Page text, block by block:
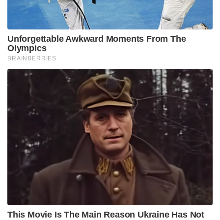
ഞങ്ങള്‍ സാര്‍വലൗകിക സഹിഷ്ണുതയില്‍
വിശ്വസിക്കുക മാത്രമല്ല സര്‍വമതങ്ങളും സത്യമെന്ന്
അംഗീകരിക്കുകയും ചെയ്യുന്നു. ലോകത്തിലുള്ള
സര്‍വമതങ്ങളിലെയും സര്‍വ രാജ്യങ്ങളിലെയും
പീഡിതര്‍ക്കും ശരണാര്‍ത്ഥികള്‍ക്കും
അഭയമരുളിയതാണ് എന്റെ ജനത എന്നതില്‍
ഞാന്‍അഭിമാനിക്കുന്നു റോമന്‍ മര്‍ദ്ദനം മൂലം
യഹൂദരുടെ പുണ്യക്ഷേത്രം തകര്‍ത്തു
തരിപ്പണമാക്കപ്പെട്ട ആ കൊല്ലം തന്നെ ദക്ഷിണ
ഭാരതത്തില്‍ വന്ന് അഭയം പ്രാപിച്ച ആ ഇസ്രയേല്‍
വര്‍ഗത്തിന്റെ അതിപവിത്രാവശിഷ്ടം ഞങ്ങളുടെ
അംഗതലത്തില്‍ സംഭൃതമയിട്ടുണ്ടെന്ന് നിങ്ങളോട്
പറയാന്‍ എനിക്ക് അഭിമാനമുണ്ട്.
മഹിമയുറ്റ സൌരാഷ്ട്ര ജനതയ്ക്ക് അഭയം
നല്‍കിയതും അവരുടെ അവശിഷ്ടത്തെ ഇന്നും
പോറ്റിപ്പോരുന്നതുമായ മതത്തില്‍ ഉള്‍പെട്ടവന്‍